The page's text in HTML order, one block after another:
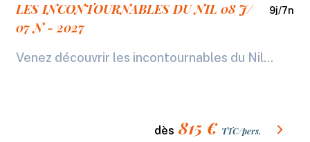
LES INCONTOURNABLES DU NIL 08 J/
07 N - 2027
9j/7n
Venez découvrir les incontournables du Nil...
dès 815 € TTC/pers.